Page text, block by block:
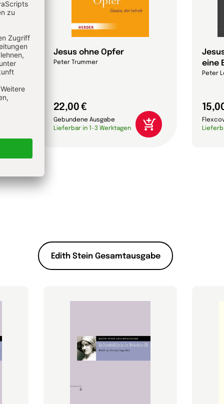
Jesus ohne Opfer
Peter Trummer
22,00 €
Gebundene Ausgabe
Lieferbar in 1-3 Werktagen
eine
Peter
Edith Stein Gesamtausgabe